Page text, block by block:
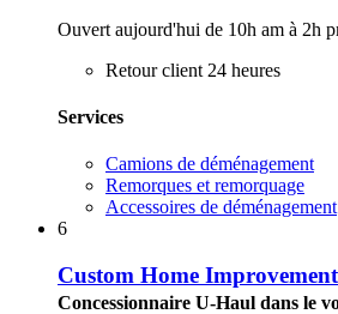
Ouvert aujourd'hui de 10h am à 2h
Retour client 24 heures
Services
Camions de déménagement
Remorques et remorquage
Accessoires de déménagement
6
Custom Home
Concessionnaire U-Haul dans le